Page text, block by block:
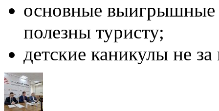
основные
полезны туристу;
детские каникулы не